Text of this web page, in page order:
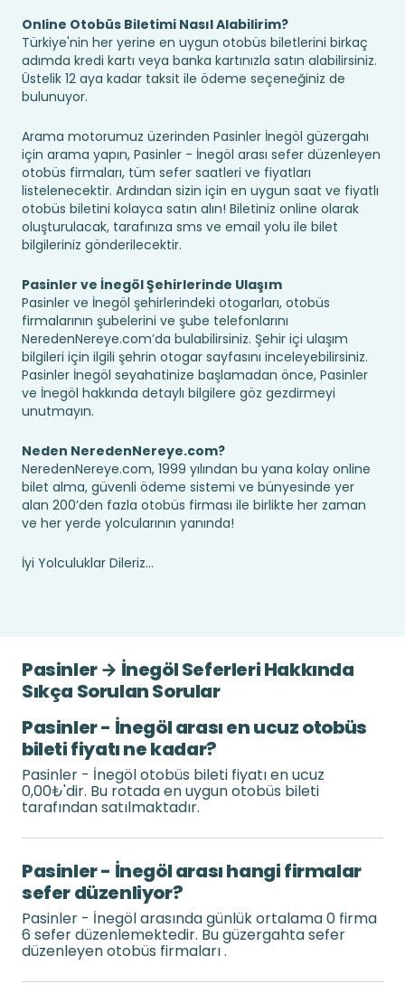
Online Otobüs Biletimi Nasıl Alabilirim?
Türkiye'nin her yerine en uygun otobüs biletlerini birkaç
adımda kredi kartı veya banka kartınızla satın alabilirsiniz.
Üstelik 12 aya kadar taksit ile ödeme seçeneğiniz de
bulunuyor.
Arama motorumuz üzerinden Pasinler İnegöl güzergahı
için arama yapın, Pasinler - İnegöl arası sefer düzenleyen
otobüs firmaları, tüm sefer saatleri ve fiyatları
listelenecektir. Ardından sizin için en uygun saat ve fiyatlı
otobüs biletini kolayca satın alın! Biletiniz online olarak
oluşturulacak, tarafınıza sms ve email yolu ile bilet
bilgileriniz gönderilecektir.
Pasinler ve İnegöl Şehirlerinde Ulaşım
Pasinler ve İnegöl şehirlerindeki otogarları, otobüs
firmalarının şubelerini ve şube telefonlarını
NeredenNereye.com’da bulabilirsiniz. Şehir içi ulaşım
bilgileri için ilgili şehrin otogar sayfasını inceleyebilirsiniz.
Pasinler İnegöl seyahatinize başlamadan önce, Pasinler
ve İnegöl hakkında detaylı bilgilere göz gezdirmeyi
unutmayın.
Neden NeredenNereye.com?
NeredenNereye.com, 1999 yılından bu yana kolay online
bilet alma, güvenli ödeme sistemi ve bünyesinde yer
alan 200’den fazla otobüs firması ile birlikte her zaman
ve her yerde yolcularının yanında!
İyi Yolculuklar Dileriz...
Pasinler → İnegöl Seferleri Hakkında
Sıkça Sorulan Sorular
Pasinler - İnegöl arası en ucuz otobüs
bileti fiyatı ne kadar?
Pasinler - İnegöl otobüs bileti fiyatı en ucuz
0,00₺'dir. Bu rotada en uygun otobüs bileti
tarafından satılmaktadır.
Pasinler - İnegöl arası hangi firmalar
sefer düzenliyor?
Pasinler - İnegöl arasında günlük ortalama 0 firma
6 sefer düzenlemektedir. Bu güzergahta sefer
düzenleyen otobüs firmaları .